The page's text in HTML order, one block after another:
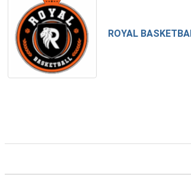
ROYAL